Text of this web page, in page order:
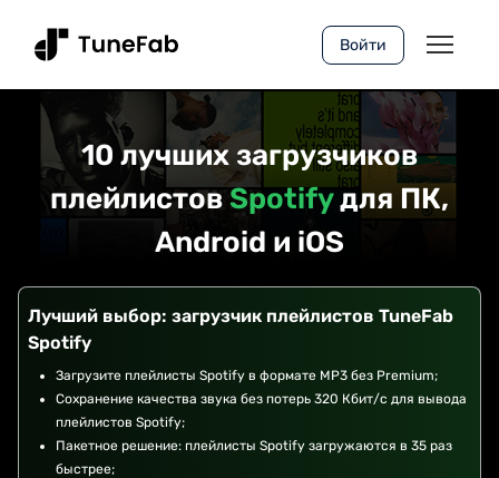
Войти
10 лучших загрузчиков
плейлистовSpotifyдля ПК,
Android и iOS
Лучший выбор: загрузчик плейлистов TuneFab
Spotify
Загрузите плейлисты Spotify в формате MP3 без Premium;
Сохранение качества звука без потерь 320 Кбит/с для вывода
плейлистов Spotify;
Пакетное решение: плейлисты Spotify загружаются в 35 раз
быстрее;